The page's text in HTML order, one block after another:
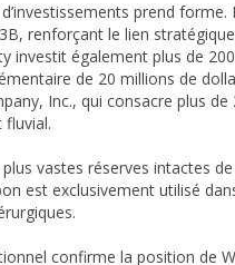
prend
renforçant le lien
investit également plus de
de 20 millions de
Inc., qui consacre plus
fluvial.
vastes réserves intactes
est exclusivement utilisé
confirme la position de